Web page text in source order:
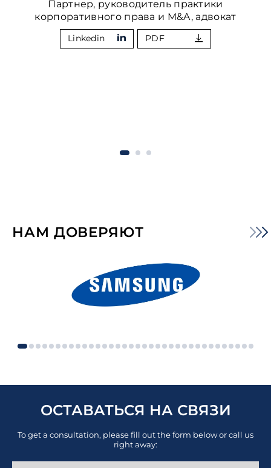
Партнер, руководитель практики
корпоративного права и M&A, адвокат
Linkedin PDF
НАМ ДОВЕРЯЮТ
ОСТАВАТЬСЯ НА СВЯЗИ
To get a consultation, please fill out the form below or call us
right away: